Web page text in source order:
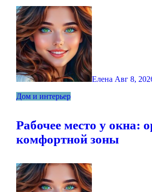
Елена Авг 8,
Дом и интерьер
Рабочее место у окна:
комфортной зоны